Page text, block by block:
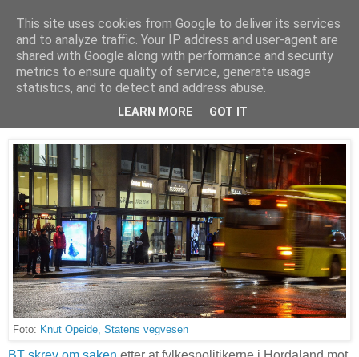
Arkitektur & Miljøteknologi
28 oktober 2017
Får ikke stille miljøkrav til busser
Foto: Knut Opeide, Statens vegvesen
This site uses cookies from Google to deliver its services
and to analyze traffic. Your IP address and user-agent are
shared with Google along with performance and security
metrics to ensure quality of service, generate usage
statistics, and to detect and address abuse.
LEARN MORE GOT IT